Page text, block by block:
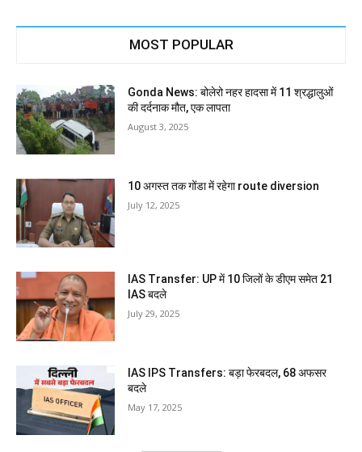
MOST POPULAR
Gonda News: बोलेरो नहर हादसा में 11 श्रद्धालुओं
की दर्दनाक मौत, एक लापता
August 3, 2025
10 अगस्त तक गोंडा में रहेगा route diversion
July 12, 2025
IAS Transfer: UP में 10 जिलों के डीएम समेत 21
IAS बदले
July 29, 2025
IAS IPS Transfers: बड़ा फेरबदल, 68 अफसर
बदले
May 17, 2025